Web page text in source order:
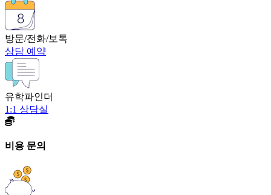
방문/전화/보톡
상담 예약
유학파인더
1:1 상담실
비용 문의